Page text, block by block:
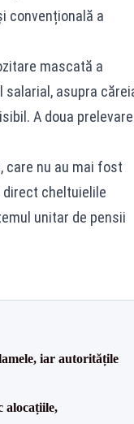
convențională a
mascată a
asupra
A doua prelevare
care nu au mai fost
cheltuielile
unitar de pensii
iar autoritățile
alocațiile,